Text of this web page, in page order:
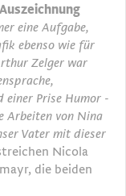
eine Aufgabe,
ebenso wie für
Zelger war
einer Prise Humor -
Arbeiten von Nina
Vater mit dieser
Nicola
die beiden